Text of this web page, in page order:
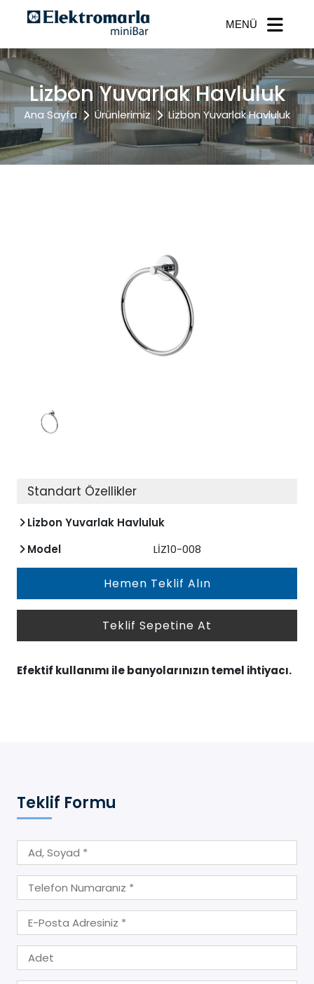
MENÜ
Lizbon Yuvarlak Havluluk
Ana Sayfa Ürünlerimiz Lizbon Yuvarlak Havluluk
Standart Özellikler
Lizbon Yuvarlak Havluluk
Model
LİZ10-008
Hemen Teklif Alın
Teklif Sepetine At
Efektif kullanımı ile banyolarınızın temel ihtiyacı.
Teklif Formu